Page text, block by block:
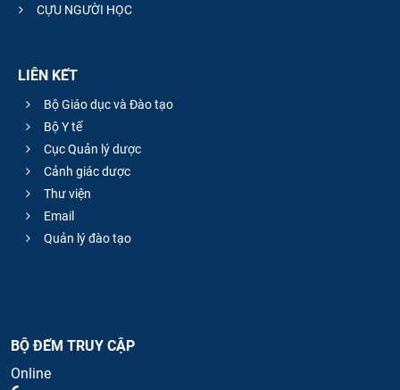
CỰU NGƯỜI HỌC
LIÊN KẾT
Bộ Giáo dục và Đào tạo
Bộ Y tế
Cục Quản lý dược
Cảnh giác dược
Thư viện
Email
Quản lý đào tạo
BỘ ĐẾM TRUY CẬP
Online